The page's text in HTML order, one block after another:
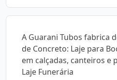
A Guarani Tubos fabrica
de Concreto: Laje para
em calçadas, canteiros e
Laje Funerária